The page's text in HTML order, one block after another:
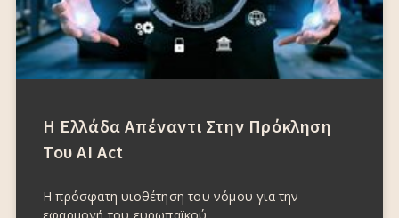
Η Ελλάδα Απέναντι Στην Πρόκληση
Του AI Act
Η πρόσφατη υιοθέτηση του νόμου για την